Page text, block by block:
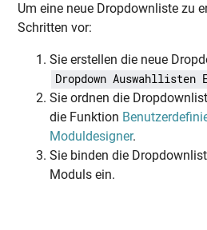
Um eine neue Dropdownliste zu
Schritten vor:
Sie erstellen die neue
Dropdown Auswahllisten
Sie ordnen die
die Funktion
Moduldesigner.
Sie binden die
Moduls ein.